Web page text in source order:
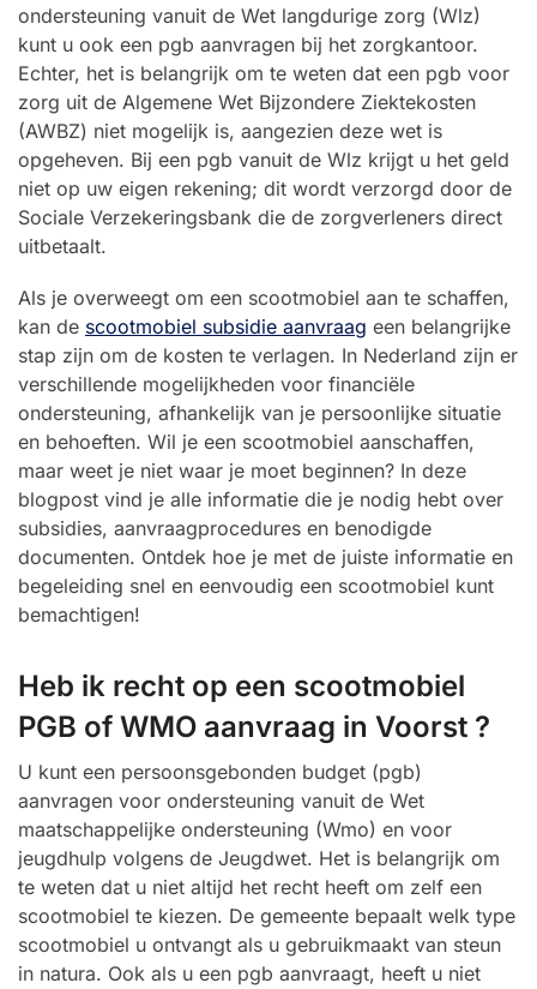
ondersteuning vanuit de Wet langdurige zorg (Wlz)
kunt u ook een pgb aanvragen bij het zorgkantoor.
Echter, het is belangrijk om te weten dat een pgb voor
zorg uit de Algemene Wet Bijzondere Ziektekosten
(AWBZ) niet mogelijk is, aangezien deze wet is
opgeheven. Bij een pgb vanuit de Wlz krijgt u het geld
niet op uw eigen rekening; dit wordt verzorgd door de
Sociale Verzekeringsbank die de zorgverleners direct
uitbetaalt.
Als je overweegt om een scootmobiel aan te schaffen,
kan de scootmobiel subsidie aanvraag een belangrijke
stap zijn om de kosten te verlagen. In Nederland zijn er
verschillende mogelijkheden voor financiële
ondersteuning, afhankelijk van je persoonlijke situatie
en behoeften. Wil je een scootmobiel aanschaffen,
maar weet je niet waar je moet beginnen? In deze
blogpost vind je alle informatie die je nodig hebt over
subsidies, aanvraagprocedures en benodigde
documenten. Ontdek hoe je met de juiste informatie en
begeleiding snel en eenvoudig een scootmobiel kunt
bemachtigen!
Heb ik recht op een scootmobiel
PGB of WMO aanvraag in Voorst ?
U kunt een persoonsgebonden budget (pgb)
aanvragen voor ondersteuning vanuit de Wet
maatschappelijke ondersteuning (Wmo) en voor
jeugdhulp volgens de Jeugdwet. Het is belangrijk om
te weten dat u niet altijd het recht heeft om zelf een
scootmobiel te kiezen. De gemeente bepaalt welk type
scootmobiel u ontvangt als u gebruikmaakt van steun
in natura. Ook als u een pgb aanvraagt, heeft u niet